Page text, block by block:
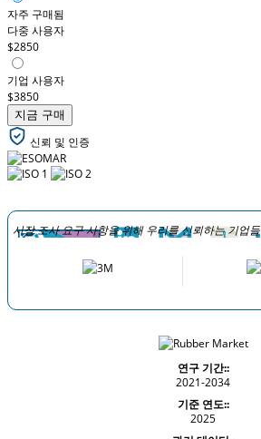
자주 구매됨
다중 사용자
$2850
기업 사용자
$3850
지금 구매
신뢰 및 인증
시장 조사 요구 사항을 위해 우리를 신뢰하는 기업들
연구 기간::
2021-2034
기준 연도::
2025